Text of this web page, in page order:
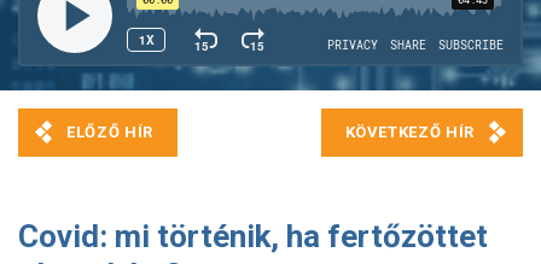
MI AZ A ROBOT PODCAST?
Covid: mi történik, ha fertőzöttet